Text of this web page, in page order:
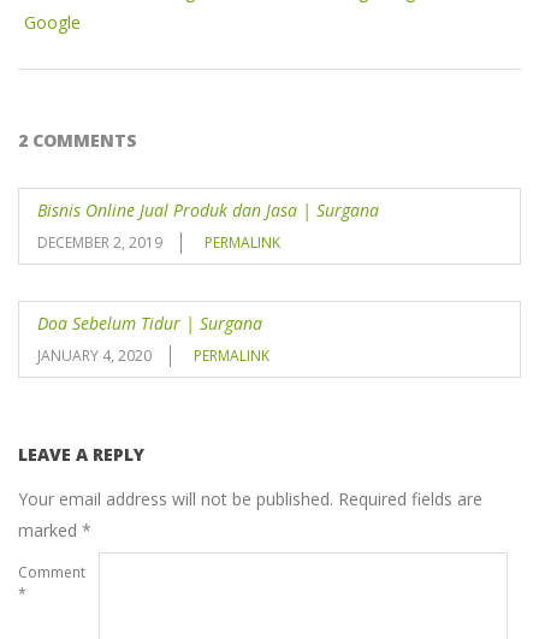
Google
2 COMMENTS
Bisnis Online Jual Produk dan Jasa | Surgana
DECEMBER 2, 2019 PERMALINK
Doa Sebelum Tidur | Surgana
JANUARY 4, 2020 PERMALINK
LEAVE A REPLY
Your email address will not be published. Required fields are
marked *
Comment
*